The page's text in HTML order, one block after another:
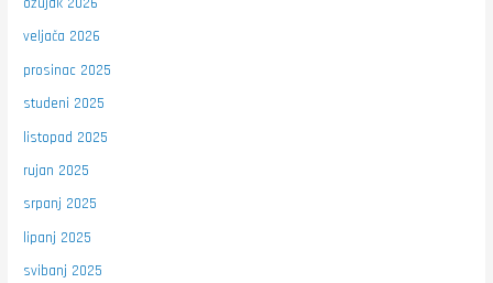
veljača 2026
prosinac 2025
studeni 2025
listopad 2025
rujan 2025
srpanj 2025
lipanj 2025
svibanj 2025